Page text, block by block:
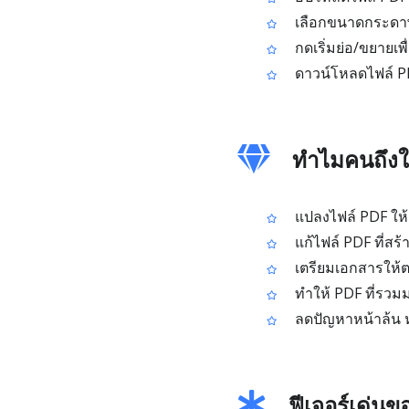
เลือกขนาดกระด
กดเริ่มย่อ/ขยายเ
ดาวน์โหลดไฟล์
ทำไมคนถึง
แปลงไฟล์ PDF
แก้ไฟล์ PDF ที่ส
เตรียมเอกสารใ
ทำให้ PDF ที่รว
ลดปัญหาหน้าล้น